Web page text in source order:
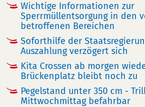
Wichtige Informationen zur
Sperrmüllentsorgung in den
betroffenen Bereichen
Soforthilfe der
Auszahlung verzögert sich
Kita Crossen ab morgen
Brückenplatz bleibt noch zu
Pegelstand unter 350 cm -
Mittwochmittag befahrbar